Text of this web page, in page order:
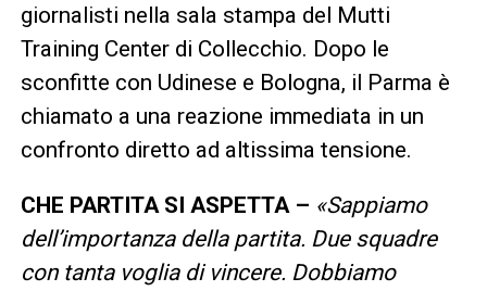
giornalisti nella sala stampa del Mutti
Training Center di Collecchio. Dopo le
sconfitte con Udinese e Bologna, il Parma è
chiamato a una reazione immediata in un
confronto diretto ad altissima tensione.
CHE PARTITA SI ASPETTA – «Sappiamo
dell’importanza della partita. Due squadre
con tanta voglia di vincere. Dobbiamo